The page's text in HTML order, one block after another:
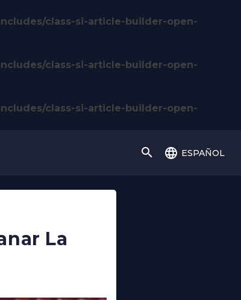
class-si-article-builder-open-
class-si-article-builder-open-
class-si-article-builder-open-
español
La